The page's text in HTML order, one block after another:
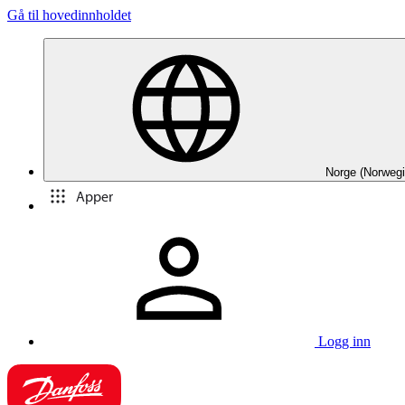
Gå til hovedinnholdet
Norge
Apper
Logg inn